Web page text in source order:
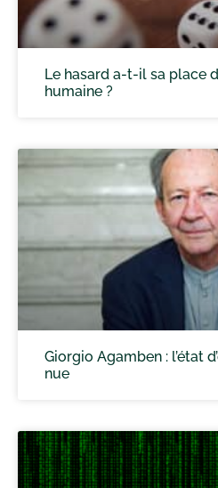
Le hasard a-t-il sa place
humaine ?
Giorgio Agamben : l’état
nue